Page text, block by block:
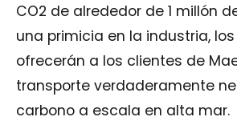
CO2 de alrededor de 1 millón
una primicia en la industria,
ofrecerán a los clientes de
transporte verdaderamente
carbono a escala en alta mar.